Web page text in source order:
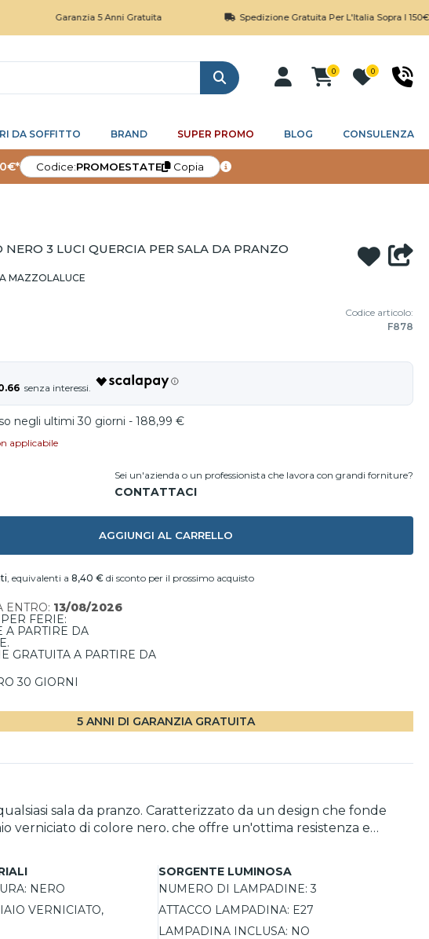
Garanzia 5 Anni Gratuita Spedizione Gratuita Per L'Italia Sopra I 150€
Cerca
0 0
DA SOFFITTO BRAND SUPER PROMO BLOG CONSULENZA
Codice:PROMOESTATE Copia
NERO 3 LUCI QUERCIA PER SALA DA PRANZO
MAZZOLALUCE
Codice articolo:
F878
negli ultimi 30 giorni - 188,99 €
applicabile
Sei un'azienda o un professionista che lavora con grandi forniture?
AGGIUNGI AL CARRELLO
, equivalenti a 8,40 € di sconto per il prossimo acquisto
ENTRO: 13/08/2026
FERIE:
A PARTIRE DA
GRATUITA A PARTIRE DA
30 GIORNI
5 ANNI DI GARANZIA GRATUITA
sala da pranzo. Caratterizzato da un design che fonde
verniciato di colore nero, che offre un'ottima resistenza e
una luce calda e accogliente, creando un'atmosfera ideale
in base alle esigenze del momento. La sua altezza è
interni.
NERO
VERNICIATO,
SORGENTE LUMINOSA
NUMERO DI LAMPADINE: 3
ATTACCO LAMPADINA: E27
LAMPADINA INCLUSA: NO